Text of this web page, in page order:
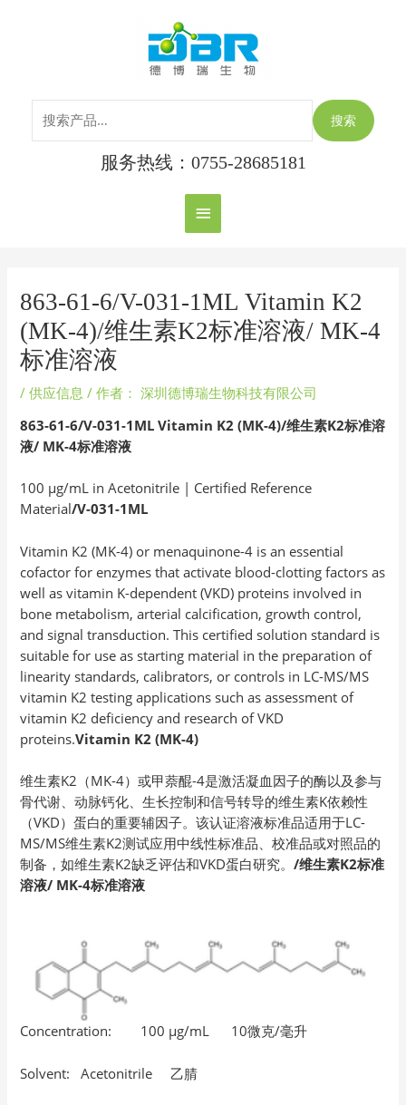
主
菜
单
搜索
服务热线：0755-28685181
863-61-6/V-031-1ML Vitamin K2
(MK-4)/维生素K2标准溶液/ MK-4
标准溶液
/供应信息 / 作者： 深圳德博瑞生物科技有限公司
863-61-6/V-031-1ML Vitamin K2 (MK-4)/维生素K2标准溶
液/ MK-4标准溶液
100 µg/mL in Acetonitrile | Certified Reference
Material/V-031-1ML
Vitamin K2 (MK-4) or menaquinone-4 is an essential
cofactor for enzymes that activate blood-clotting factors as
well as vitamin K-dependent (VKD) proteins involved in
bone metabolism, arterial calcification, growth control,
and signal transduction. This certified solution standard is
suitable for use as starting material in the preparation of
linearity standards, calibrators, or controls in LC-MS/MS
vitamin K2 testing applications such as assessment of
vitamin K2 deficiency and research of VKD
proteins.Vitamin K2 (MK-4)
维生素K2（MK-4）或甲萘醌-4是激活凝血因子的酶以及参与
骨代谢、动脉钙化、生长控制和信号转导的维生素K依赖性
（VKD）蛋白的重要辅因子。该认证溶液标准品适用于LC-
MS/MS维生素K2测试应用中线性标准品、校准品或对照品的
制备，如维生素K2缺乏评估和VKD蛋白研究。/维生素K2标准
溶液/ MK-4标准溶液
Concentration: 100 µg/mL 10微克/毫升
Solvent: Acetonitrile 乙腈